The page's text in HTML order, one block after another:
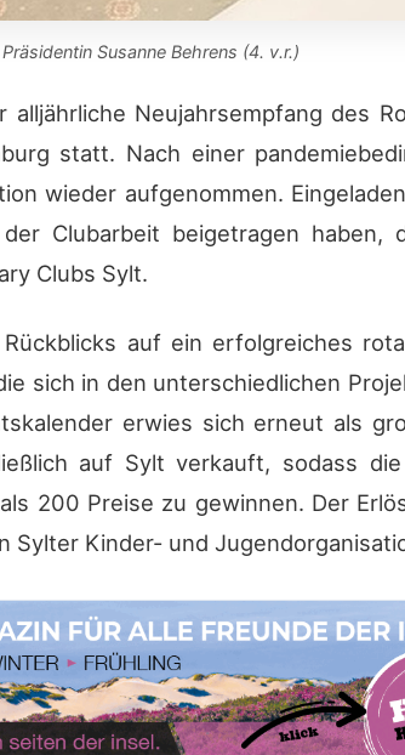
Susanne Behrens (4. v.r.)
alljährliche Neujahrsempfang des
statt. Nach einer
wieder aufgenommen.
Clubarbeit beigetragen haben,
Clubs Sylt.
auf ein erfolgreiches
sich in den unterschiedlichen
erwies sich erneut als
auf Sylt verkauft, sodass
200 Preise zu gewinnen. Der
Sylter Kinder- und